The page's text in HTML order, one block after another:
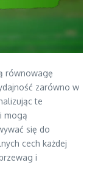
równowagę
zarówno w
te
mogą
się do
cech każdej
i